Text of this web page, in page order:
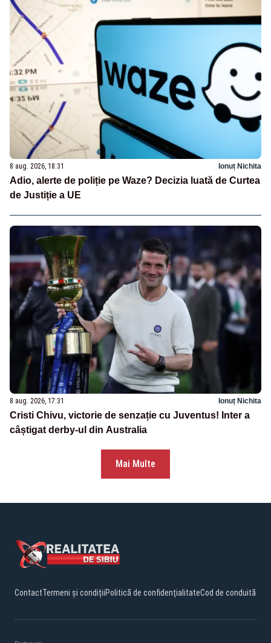
8 aug. 2026, 18:31 Ionuț Nichita
Adio, alerte de poliție pe Waze? Decizia luată de Curtea
de Justiție a UE
8 aug. 2026, 17:31 Ionuț Nichita
Cristi Chivu, victorie de senzație cu Juventus! Inter a
câștigat derby-ul din Australia
Mai Multe
ContactTermeni și condițiiPolitică de confidențialitateCod de conduită